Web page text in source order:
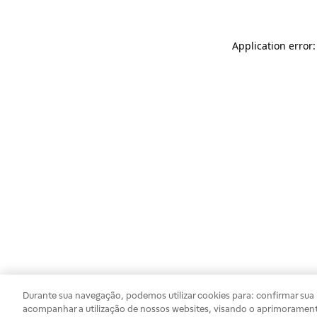
Application
Durante sua navegação, podemos utilizar cookies para: confirmar
acompanhar a utilização de nossos websites, visando o